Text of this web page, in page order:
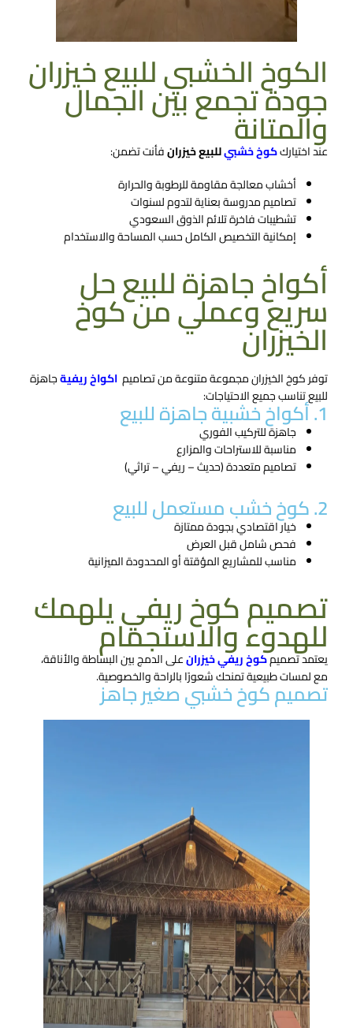
الكوخ الخشبي للبيع خيزران
جودة تجمع بين الجمال
والمتانة
عند اختيارككوخ خشبيللبيع​ خيزرانفأنت تضمن:
أخشاب معالجة مقاومة للرطوبة والحرارة
تصاميم مدروسة بعناية لتدوم لسنوات
تشطيبات فاخرة تلائم الذوق السعودي
إمكانية التخصيص الكامل حسب المساحة والاستخدام
أكواخ جاهزة للبيع حل
سريع وعملي من كوخ
الخيزران
توفر كوخ الخيزران مجموعة متنوعة من تصاميم اكواخ ريفيةجاهزة
للبيع تناسب جميع الاحتياجات:
1. أكواخ خشبية جاهزة للبيع
جاهزة للتركيب الفوري
مناسبة للاستراحات والمزارع
تصاميم متعددة (حديث – ريفي – تراثي)
2. كوخ خشب مستعمل للبيع
خيار اقتصادي بجودة ممتازة
فحص شامل قبل العرض
مناسب للمشاريع المؤقتة أو المحدودة الميزانية
تصميم كوخ ريفي يلهمك
للهدوء والاستجمام
يعتمد تصميمكوخ ريفي خيزرانعلى الدمج بين البساطة والأناقة،
مع لمسات طبيعية تمنحك شعورًا بالراحة والخصوصية.
تصميم كوخ خشبي صغير جاهز